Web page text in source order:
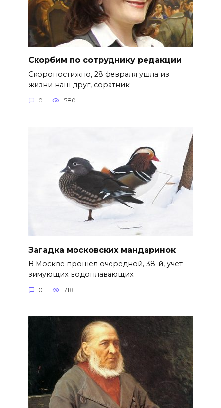
Скорбим по сотруднику редакции
Скоропостижно, 28 февраля ушла из
жизни наш друг, соратник
0 580
Загадка московских мандаринок
В Москве прошел очередной, 38-й, учет
зимующих водоплавающих
0 718